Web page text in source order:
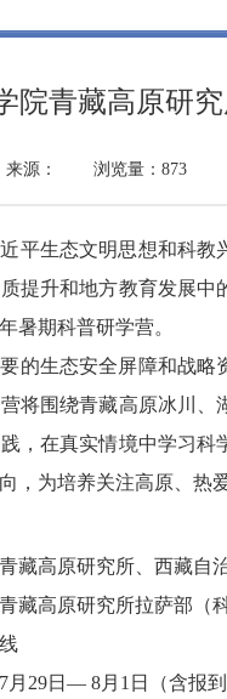
院青藏高原研
来源： 浏览量：873
生态文明思想和科教
提升和地方教育发展
暑期科普研学营。
生态安全屏障和战略
将围绕青藏高原冰川
，在真实情境中学习
，为培养关注高原、热
高原研究所、西藏自
高原研究所拉萨部（
29日— 8月1日（含报到